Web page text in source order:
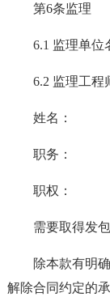
第6条监理
6.1 监理单位
6.2 监理工程
姓名：
职务：
职权：
需要取得发
除本款有明
解除合同约定的